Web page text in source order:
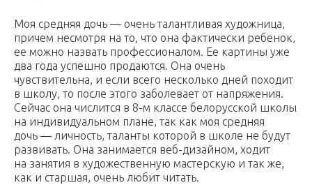
Моя средняя дочь — очень талантливая художница,
причем несмотря на то, что она фактически ребенок,
ее можно назвать профессионалом. Ее картины уже
два года успешно продаются. Она очень
чувствительна, и если всего несколько дней походит
в школу, то после этого заболевает от напряжения.
Сейчас она числится в 8-м классе белорусской школы
на индивидуальном плане, так как моя средняя
дочь — личность, таланты которой в школе не будут
развивать. Она занимается веб-дизайном, ходит
на занятия в художественную мастерскую и так же,
как и старшая, очень любит читать.